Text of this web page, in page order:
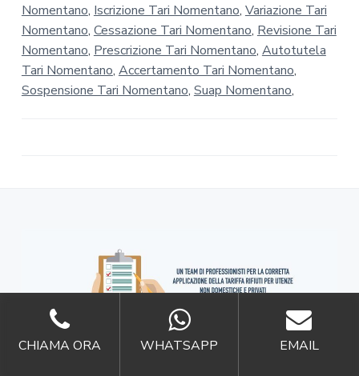
Nomentano, Iscrizione Tari Nomentano, Variazione Tari
Nomentano, Cessazione Tari Nomentano, Revisione Tari
Nomentano, Prescrizione Tari Nomentano, Autotutela
Tari Nomentano, Accertamento Tari Nomentano,
Sospensione Tari Nomentano, Suap Nomentano,
CHIAMA ORA WHATSAPP EMAIL